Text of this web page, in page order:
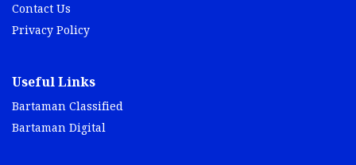
Contact Us
Privacy Policy
Useful Links
Bartaman Classified
Bartaman Digital